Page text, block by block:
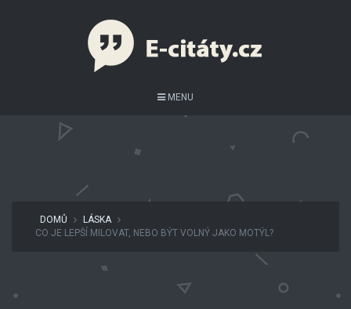
MENU
DOMŮ
LÁSKA
CO JE LEPŠÍ MILOVAT, NEBO BÝT VOLNÝ JAKO MOTÝL?